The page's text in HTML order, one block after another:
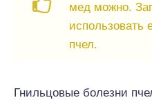
мед можно.
использовать
пчел.
Гнильцовые болезни